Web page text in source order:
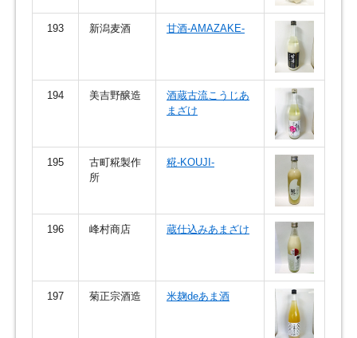
193 新潟麦酒 甘酒-AMAZAKE-
194 美吉野醸造
酒蔵古流こうじあ
まざけ
195
古町糀製作
所
糀-KOUJI-
196 峰村商店 蔵仕込みあまざけ
197 菊正宗酒造 米麹deあま酒